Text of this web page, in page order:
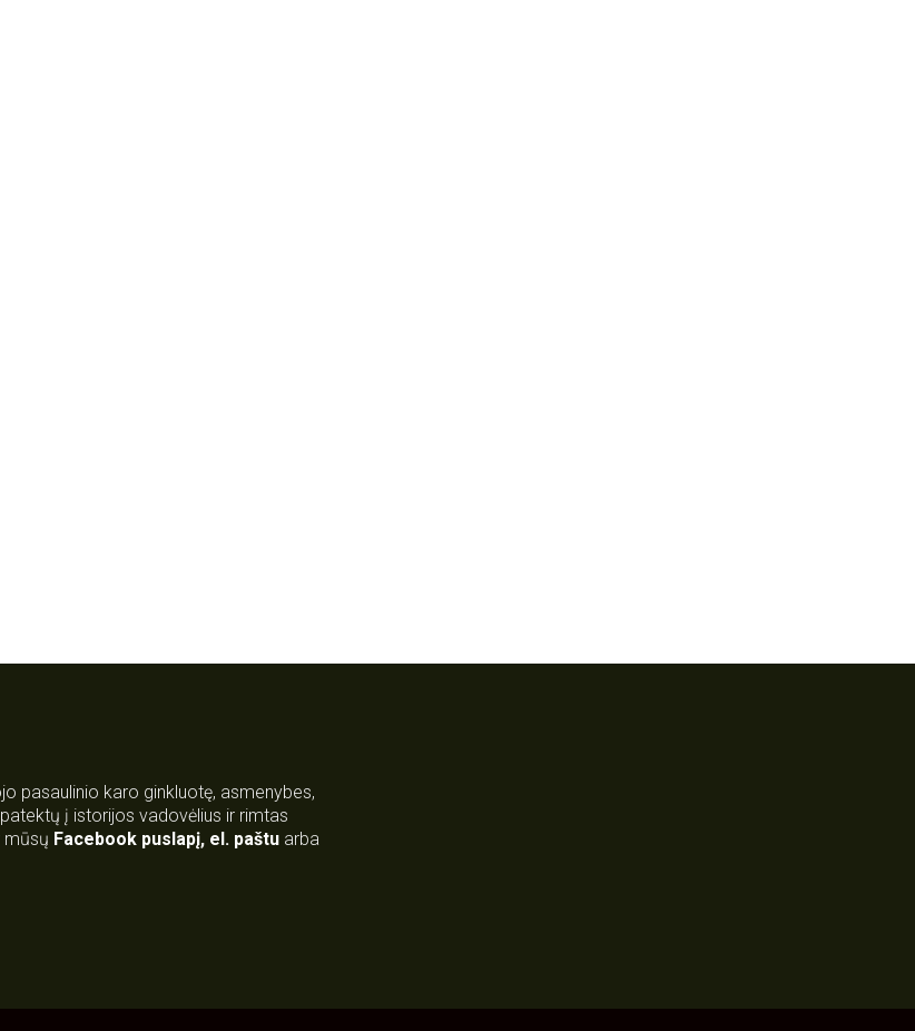
pasaulinio karo ginkluotę, asmenybes,
į istorijos vadovėlius ir rimtas
mūsų Facebook puslapį, el. paštu arba